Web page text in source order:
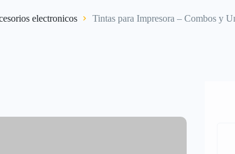
electronicos Tintas para Impresora – Combos y